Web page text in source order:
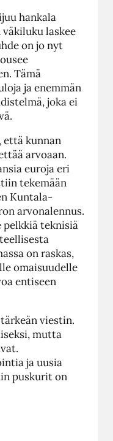
hankala
laskee
on jo nyt
Tämä
ja enemmän
joka ei
että kunnan
arvoaan.
euroja eri
tekemään
Kuntala-
arvonalennus.
teknisiä
on raskas,
omaisuudelle
entiseen
viestin.
mutta
ja uusia
puskurit on